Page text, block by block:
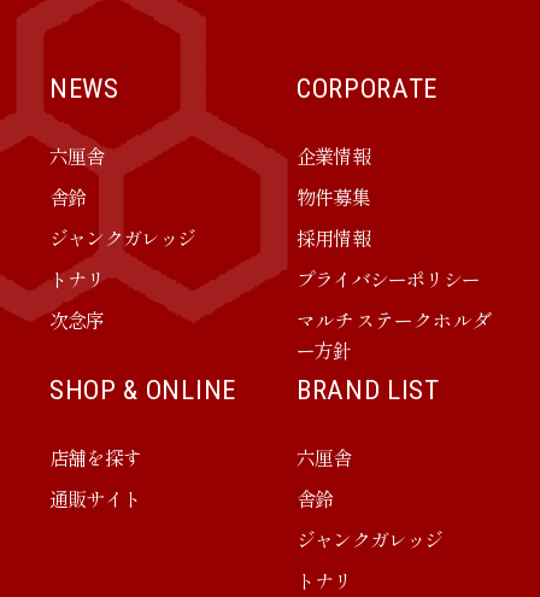
NEWS
六厘舎
舎鈴
ジャンクガレッジ
トナリ
次念序
CORPORATE
企業情報
物件募集
採用情報
プライバシーポリシー
マルチステークホルダ
ー方針
SHOP & ONLINE
店舗を探す
通販サイト
BRAND LIST
六厘舎
舎鈴
ジャンクガレッジ
トナリ